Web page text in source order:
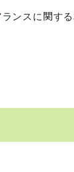
ンスに関す